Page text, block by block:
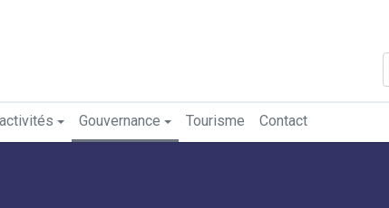
Gouvernance Tourisme Contact